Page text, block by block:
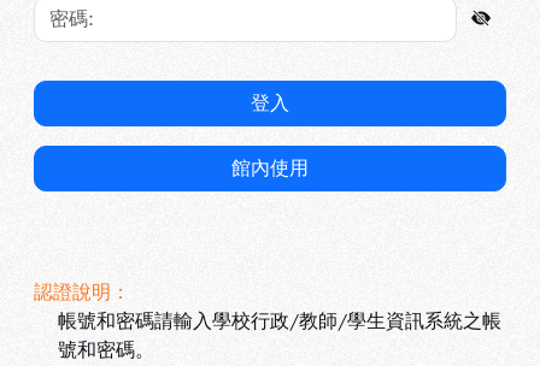
登入
館內使用
認證說明：
帳號和密碼請輸入學校行政/教師/學生資訊系統之帳
號和密碼。